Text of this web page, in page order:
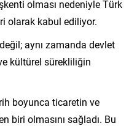
olması nedeniyle Türk
olarak kabul ediliyor.
aynı zamanda devlet
kültürel sürekliliğin
boyunca ticaretin ve
biri olmasını sağladı. Bu